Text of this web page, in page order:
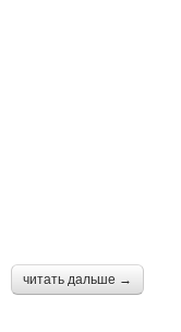
читать дальше →